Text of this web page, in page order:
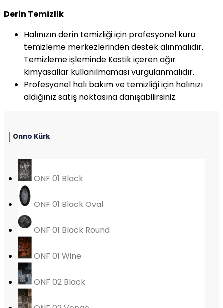
Derin Temizlik
Halınızın derin temizliği için profesyonel kuru
temizleme merkezlerinden destek alınmalıdır.
Temizleme işleminde Kostik içeren ağır
kimyasallar kullanılmaması vurgulanmalıdır.
Profesyonel halı bakım ve temizliği için halınızı
aldığınız satış noktasına danışabilirsiniz.
Onno Kürk
ONF 01 Black
ONF 01 Black Oval
ONF 01 Black Round
ONF 01 Wine
ONF 02 Black